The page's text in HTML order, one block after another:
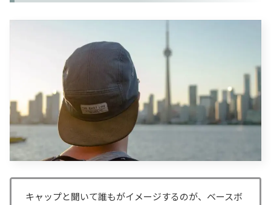
キャップと聞いて誰もがイメージするのが、ベースボ